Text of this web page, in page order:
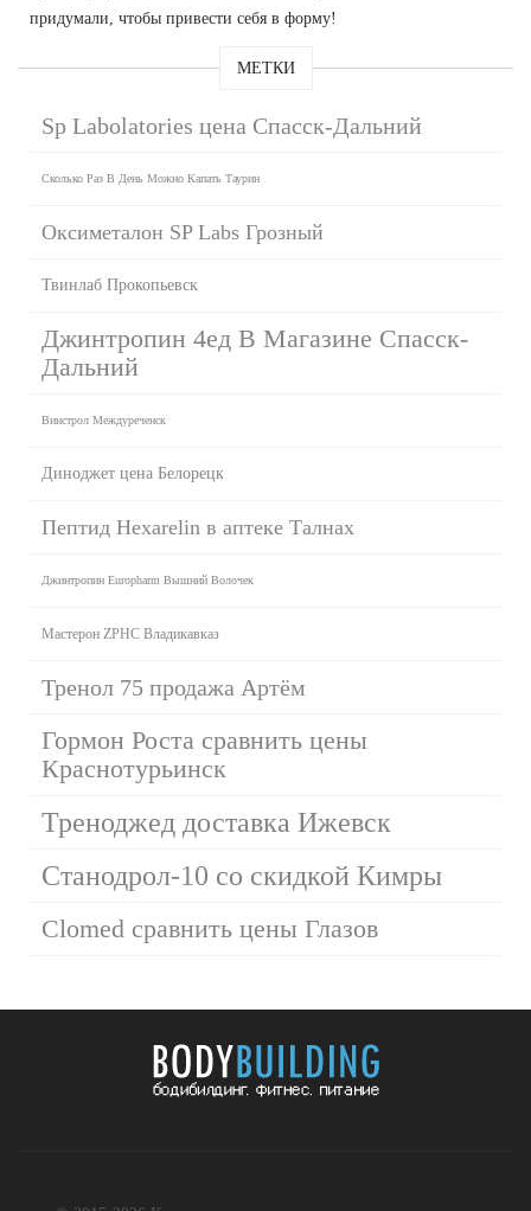
придумали, чтобы привести себя в форму!
МЕТКИ
Sp Labolatories цена Спасск-Дальний
Сколько Раз В День Можно Капать Таурин
Оксиметалон SP Labs Грозный
Твинлаб Прокопьевск
Джинтропин 4ед В Магазине Спасск-
Дальний
Винстрол Междуреченск
Диноджет цена Белорецк
Пептид Hexarelin в аптеке Талнах
Джинтропин Europharm Вышний Волочек
Мастерон ZPHC Владикавказ
Тренол 75 продажа Артём
Гормон Роста сравнить цены
Краснотурьинск
Треноджед доставка Ижевск
Станодрол-10 со скидкой Кимры
Clomed сравнить цены Глазов